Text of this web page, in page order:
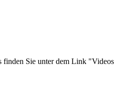
Sie unter dem Link